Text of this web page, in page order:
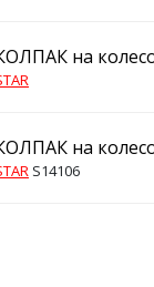
на
на
S14106